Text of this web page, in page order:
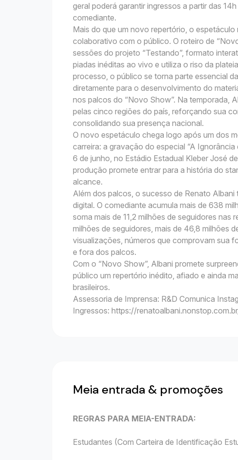
geral poderá garantir ingressos a partir das
comediante.
Mais do que um novo repertório, o
colaborativo com o público. O roteiro de
sessões do projeto “Testando”, formato
piadas inéditas ao vivo e utiliza o riso da
processo, o público se torna parte essencial
diretamente para o desenvolvimento do
nos palcos do “Novo Show”. Na temporada,
pelas cinco regiões do país, reforçando sua
consolidando sua presença nacional.
O novo espetáculo chega logo após um dos
carreira: a gravação do especial “A
6 de junho, no Estádio Estadual Kleber José
produção promete entrar para a história do
alcance.
Além dos palcos, o sucesso de Renato Albani
digital. O comediante acumula mais de 638
soma mais de 11,2 milhões de seguidores nas
milhões de seguidores, mais de 46,8 milhões
visualizações, números que comprovam sua
e fora dos palcos.
Com o “Novo Show”, Albani promete
público um repertório inédito, afiado e ainda
brasileiros.
Assessoria de Imprensa: R&D Comunica
Ingressos: https://
Meia entrada & promoções
REGRAS PARA MEIA-ENTRADA:
Estudantes (Com Carteira de Identificação